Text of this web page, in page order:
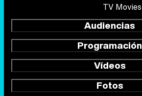
TV Movies
Audiencias
Programación
Vídeos
Fotos